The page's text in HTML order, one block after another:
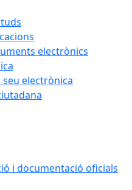
electrònics
electrònica
i documentació oficials